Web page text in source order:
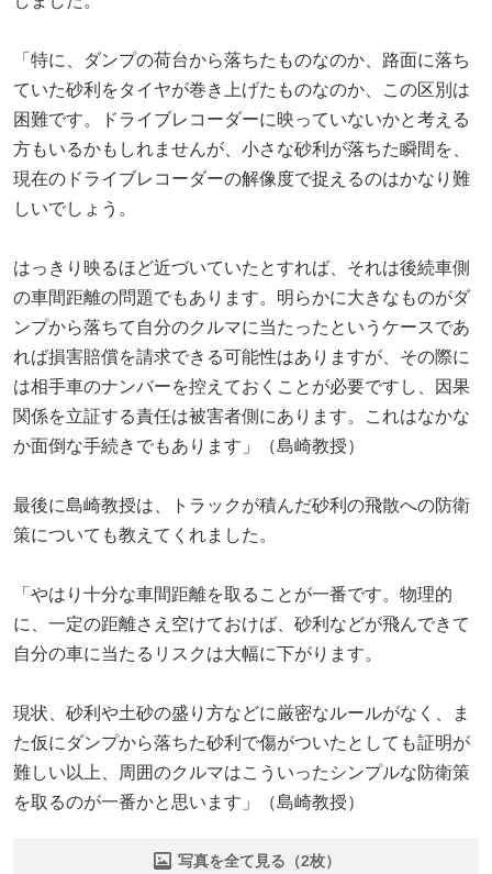
「特に、ダンプの荷台から落ちたものなのか、路面に落ち
ていた砂利をタイヤが巻き上げたものなのか、この区別は
困難です。ドライブレコーダーに映っていないかと考える
方もいるかもしれませんが、小さな砂利が落ちた瞬間を、
現在のドライブレコーダーの解像度で捉えるのはかなり難
しいでしょう。
はっきり映るほど近づいていたとすれば、それは後続車側
の車間距離の問題でもあります。明らかに大きなものがダ
ンプから落ちて自分のクルマに当たったというケースであ
れば損害賠償を請求できる可能性はありますが、その際に
は相手車のナンバーを控えておくことが必要ですし、因果
関係を立証する責任は被害者側にあります。これはなかな
か面倒な手続きでもあります」（島崎教授）
最後に島崎教授は、トラックが積んだ砂利の飛散への防衛
策についても教えてくれました。
「やはり十分な車間距離を取ることが一番です。物理的
に、一定の距離さえ空けておけば、砂利などが飛んできて
自分の車に当たるリスクは大幅に下がります。
現状、砂利や土砂の盛り方などに厳密なルールがなく、ま
た仮にダンプから落ちた砂利で傷がついたとしても証明が
難しい以上、周囲のクルマはこういったシンプルな防衛策
を取るのが一番かと思います」（島崎教授）
写真を全て見る（2枚）